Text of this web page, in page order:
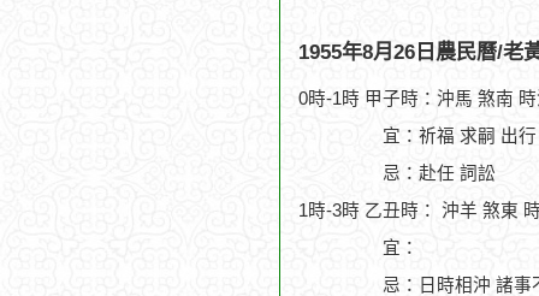
1955年8月26日農民曆/老
0時-1時 甲子時：沖馬 煞南
宜：祈福 求嗣 出
忌：赴任 詞訟
1時-3時 乙丑時： 沖羊 煞東
宜：
忌：日時相沖 諸事